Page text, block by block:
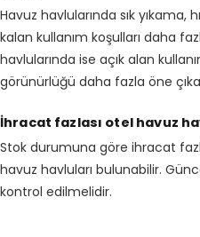
Havuz havlularında sık yıkama,
kalan kullanım koşulları daha
havlularında ise açık alan
görünürlüğü daha fazla öne
İhracat fazlası otel havuz
Stok durumuna göre ihracat
havuz havluları bulunabilir.
kontrol edilmelidir.